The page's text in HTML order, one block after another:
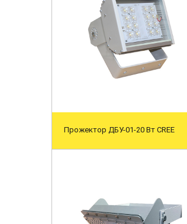
Прожектор ДБУ-01-20 Вт CREE